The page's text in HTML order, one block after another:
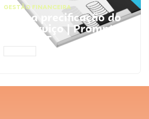
GESTÃO FINANCEIRA
Faça a precificação do
seu serviço | Prompts
ChatGPT